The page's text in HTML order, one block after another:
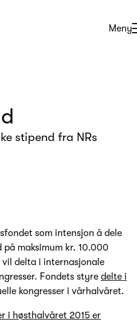
Åpne
Meny
stipend fra NRs
som intensjon å dele
maksimum kr. 10.000
delta i internasjonale
Fondets styre delte i
kongresser i vårhalvåret.
i høsthalvåret 2015 er